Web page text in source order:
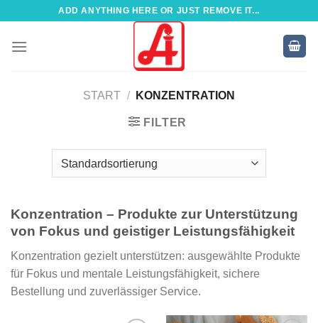
springen
ADD ANYTHING HERE OR JUST REMOVE IT...
START / KONZENTRATION
FILTER
Konzentration – Produkte zur Unterstützung
von Fokus und geistiger Leistungsfähigkeit
Konzentration gezielt unterstützen: ausgewählte Produkte
für Fokus und mentale Leistungsfähigkeit, sichere
Bestellung und zuverlässiger Service.